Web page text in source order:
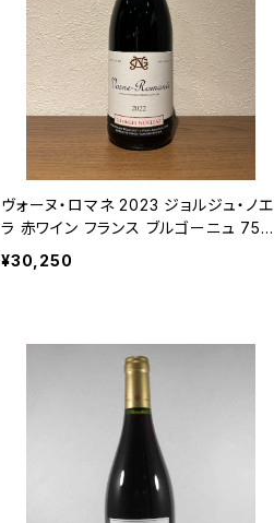
ヴォーヌ・ロマネ 2023 ジョルジュ・ノエ
ラ 赤ワイン フランス ブルゴーニュ 750
ml
¥30,250